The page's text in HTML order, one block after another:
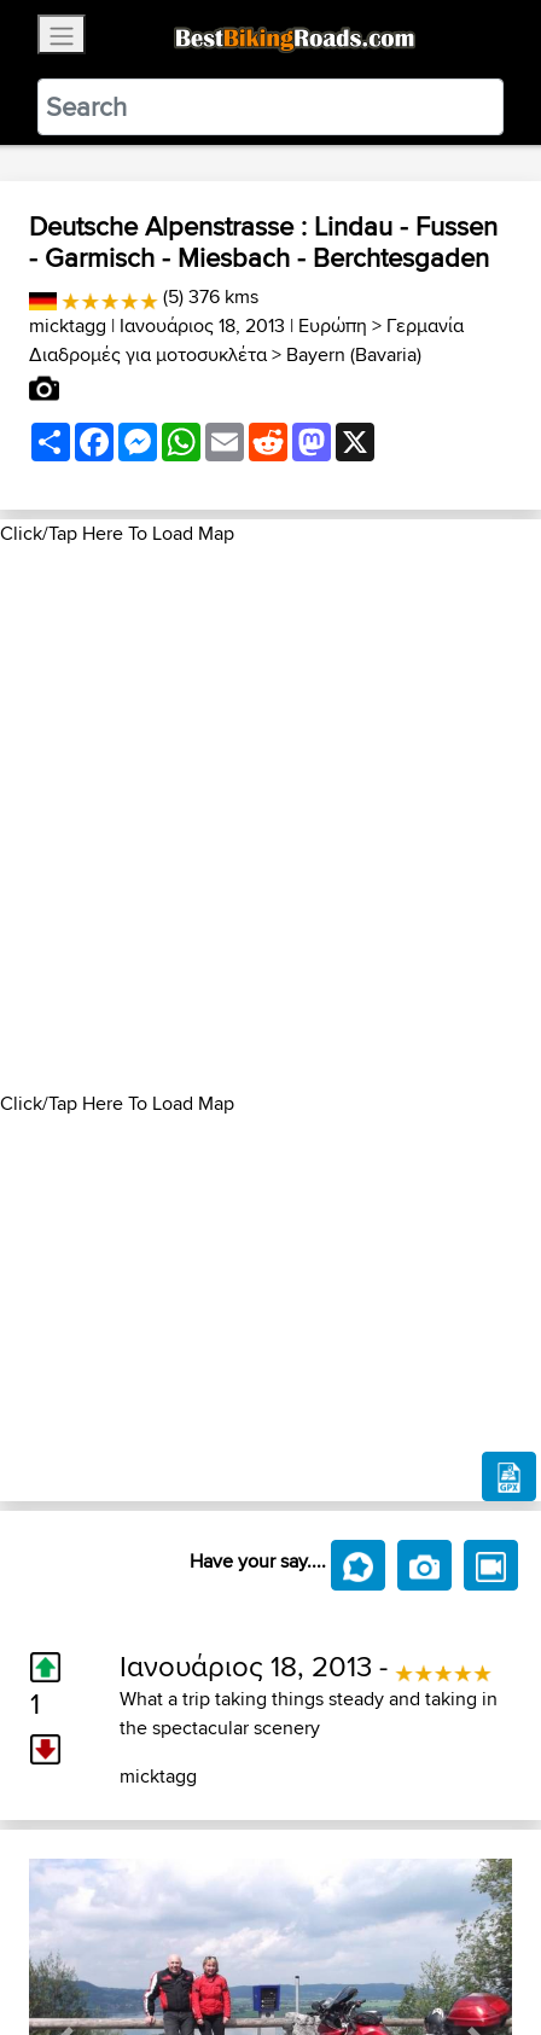
BestBikingRoads
Static Motion3.99 - In Google Play
VIEW
Deutsche Alpenstrasse : Lindau - Fussen
- Garmisch - Miesbach - Berchtesgaden
(5) 376 kms
micktagg | Ιανουάριος 18, 2013 | Ευρώπη > Γερμανία
Διαδρομές για μοτοσυκλέτα> Bayern (Bavaria)
ShareFacebookMessenger
WhatsApp
EmailRedditMastodon
Click/Tap Here To Load Map
Click/Tap Here To Load Map
Have your say....
1
Ιανουάριος 18, 2013 -
What a trip taking things steady and taking in
the spectacular scenery
micktagg